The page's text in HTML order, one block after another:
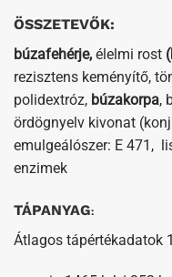
ÖSSZETEVŐK:
búzafehérje, élelmi rost
rezisztens keményítő,
polidextróz, búzakorpa,
ördögnyelv kivonat
emulgeálószer: E 471,
enzimek
TÁPANYAG:
Átlagos tápértékadatok